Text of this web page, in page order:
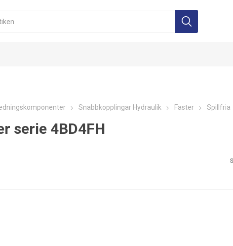
Snabbkopplingar Hydraulik Faster Spillfria
serie 4BD4FH